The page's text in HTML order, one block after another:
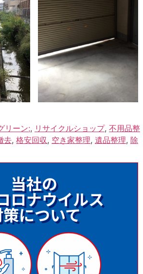
リーン;, リサイクルショップ, 不用品整
去, 格安回収, 空き家整理, 遺品整理, 除
当社の
ロナウイルス
について